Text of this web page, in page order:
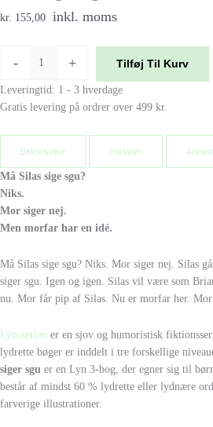
kr. 155,00 inkl. moms
- + Tilføj Til Kurv
Leveringtid: 1 - 3 hverdage
Gratis levering på ordrer over 499 kr.
Beksrivelse Forfatter
Må Silas sige sgu?
Niks.
Mor siger nej.
Men morfar har en idé.
Må Silas sige sgu? Niks. Mor siger nej. Silas
siger sgu. Igen og igen. Silas vil være som
nu. Mor får pip af Silas. Nu er morfar her.
Lyn-serien er en sjov og humoristisk
lydrette bøger er inddelt i tre forskellige
siger sgu er en Lyn 3-bog, der egner sig til
består af mindst 60 % lydrette eller lydnære
farverige illustrationer.